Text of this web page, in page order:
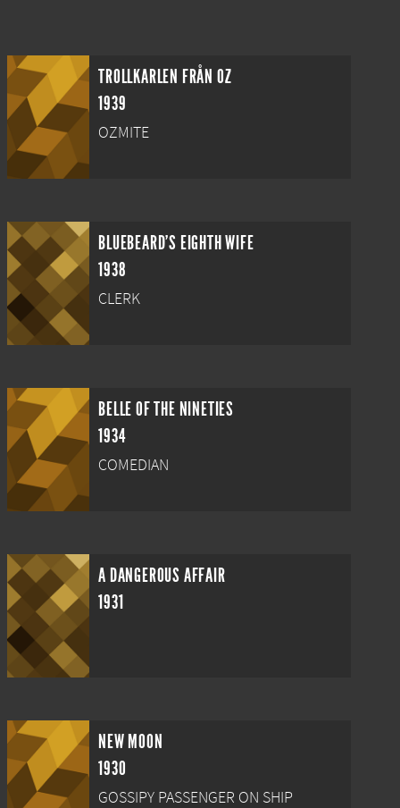
TROLLKARLEN FRÅN OZ
1939
OZMITE
BLUEBEARD'S EIGHTH WIFE
1938
CLERK
BELLE OF THE NINETIES
1934
COMEDIAN
A DANGEROUS AFFAIR
1931
NEW MOON
1930
GOSSIPY PASSENGER ON SHIP